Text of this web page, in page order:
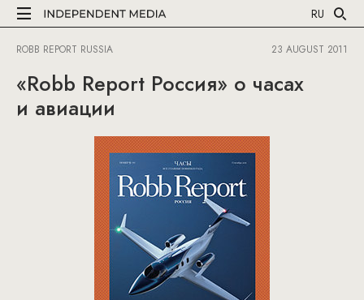
RU
ROBB REPORT RUSSIA 23 AUGUST 2011
«Robb Report Россия» о часах
и авиации